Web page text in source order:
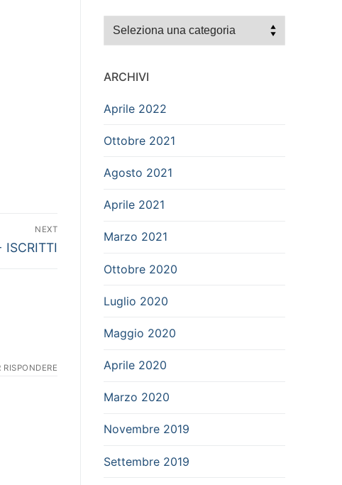
NEXT
ISCRITTI
RISPONDERE
Categorie
ARCHIVI
Aprile 2022
Ottobre 2021
Agosto 2021
Aprile 2021
Marzo 2021
Ottobre 2020
Luglio 2020
Maggio 2020
Aprile 2020
Marzo 2020
Novembre 2019
Settembre 2019